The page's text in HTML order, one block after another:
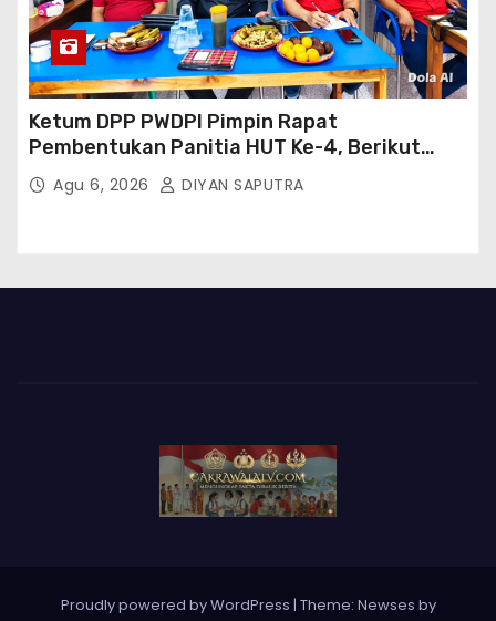
Ketum DPP PWDPI Pimpin Rapat
Pembentukan Panitia HUT Ke-4, Berikut
Susunan Dan Rangkaian Kegiatannya
Agu 6, 2026 DIYAN SAPUTRA
Proudly powered by WordPress | Theme: Newses by